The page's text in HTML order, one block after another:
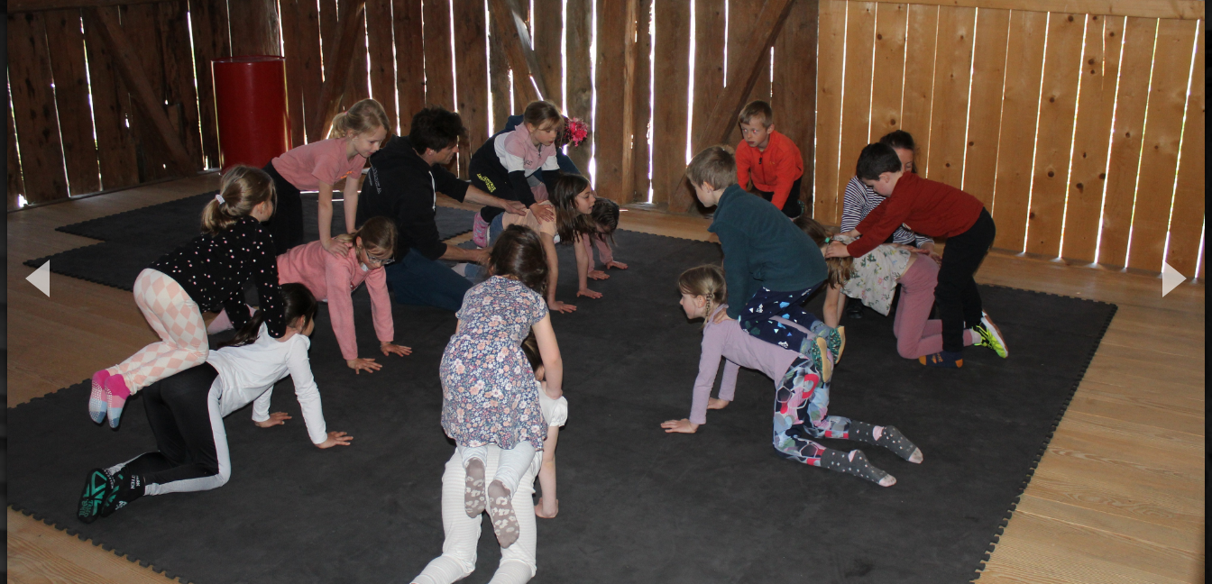
06. November
Ausstellung Malgruppe Spirale
31. Oktober
Benefizkonzert "Melodien des
Lebens"
29. Oktober
Lernbox "Frederik"
17. Oktober
hpz Ausstellung "Farbenfroh"
02. Oktober
Konzert & Lesung "Anthology of
Affection"
27. September
Mauren kreativ
26. September
Zaubershow "Abnormal"
12. September
Ausstellung "Genussvolles Leben in
der Malerei"
05. September
Theaterkrimi "Helga räumt auf"
21. Mai
Lesung "Das volle Leben" mit
Susanna Schwager
20. Mai
Schulausstellung
03/2025
Figurentheater "Schnrps krps
drps"
04/2025
Lernbox "Sorgenfresserchen"
04/2025
Zirkusworkshop
05/2025
Konzert pure 94
05/2025
Kulturtreff "Vereine stellen sich
vor"
Mauren kreativ
09/2025
Theaterkrimi "Helga räumt
auf"